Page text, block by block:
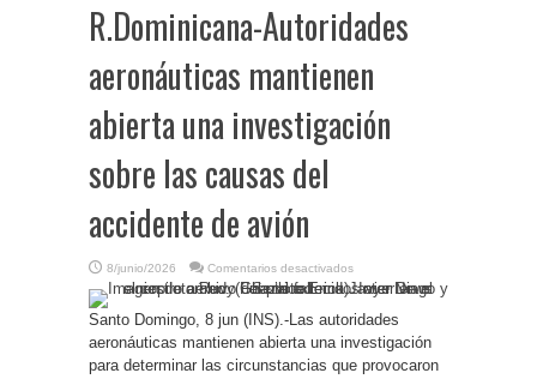
R.Dominicana-Autoridades
aeronáuticas mantienen
abierta una investigación
sobre las causas del
accidente de avión
8/junio/2026 Comentarios desactivados
R.Dominicana-
Autoridades
mantienen
una
sobre
Santo Domingo, 8 jun (INS).-Las autoridades
aeronáuticas mantienen abierta una investigación
para determinar las circunstancias que provocaron